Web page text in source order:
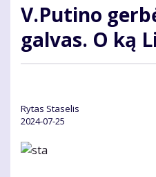
V.Putino
galvas. O ką
Ry­tas Sta­se­lis
2024-07-25